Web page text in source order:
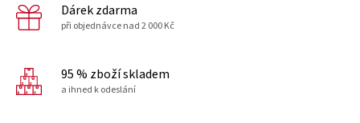
Dárek zdarma
při objednávce nad 2 000 Kč
95 % zboží skladem
a ihned k odeslání